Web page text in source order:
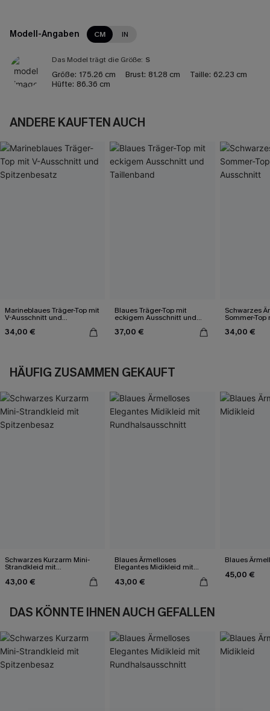
Modell-Angaben CM IN
Das Model trägt die Größe: S
Größe: 175.26 cm Brust: 81.28 cm Taille: 62.23 cm
Hüfte: 86.36 cm
ANDERE KAUFTEN AUCH
Marineblaues Träger-Top mit
V-Ausschnitt und
34,00 €
Blaues Träger-Top mit
eckigem Ausschnitt und
Taillenband
37,00 €
Schwarzes
Sommer-
34,00 €
HÄUFIG ZUSAMMEN GEKAUFT
Schwarzes Kurzarm Mini-
Strandkleid mit
43,00 €
Blaues Ärmelloses
Elegantes Midikleid mit
43,00 €
Blaues
45,00 €
DAS KÖNNTE IHNEN AUCH GEFALLEN